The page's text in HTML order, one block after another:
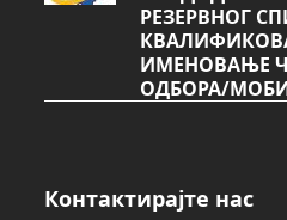
РЕЗЕРВНОГ
ИМЕНОВАЊЕ
ОДБОРА/
Контактирајте нас